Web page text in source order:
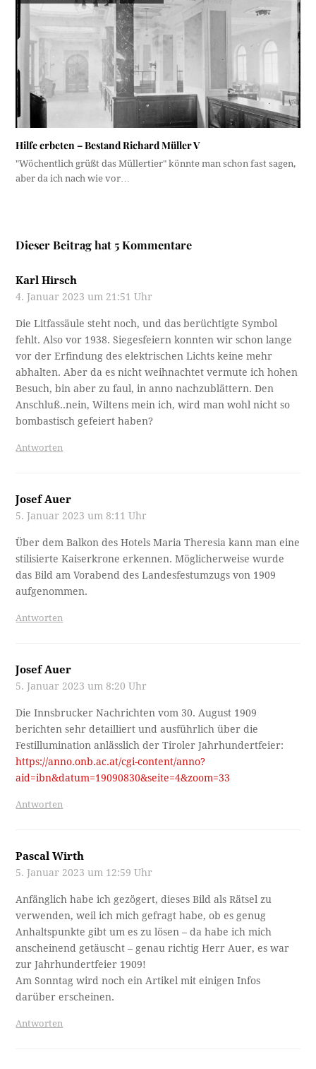
Hilfe erbeten – Bestand Richard Müller V
"Wöchentlich grüßt das Müllertier" könnte man schon fast sagen,
aber da ich nach wie vor…
Dieser Beitrag hat 5 Kommentare
Karl Hirsch
4. Januar 2023 um 21:51 Uhr
Die Litfassäule steht noch, und das berüchtigte Symbol
fehlt. Also vor 1938. Siegesfeiern konnten wir schon lange
vor der Erfindung des elektrischen Lichts keine mehr
abhalten. Aber da es nicht weihnachtet vermute ich hohen
Besuch, bin aber zu faul, in anno nachzublättern. Den
Anschluß..nein, Wiltens mein ich, wird man wohl nicht so
bombastisch gefeiert haben?
Antworten
Josef Auer
5. Januar 2023 um 8:11 Uhr
Über dem Balkon des Hotels Maria Theresia kann man eine
stilisierte Kaiserkrone erkennen. Möglicherweise wurde
das Bild am Vorabend des Landesfestumzugs von 1909
aufgenommen.
Antworten
Josef Auer
5. Januar 2023 um 8:20 Uhr
Die Innsbrucker Nachrichten vom 30. August 1909
berichten sehr detailliert und ausführlich über die
Festillumination anlässlich der Tiroler Jahrhundertfeier:
https://anno.onb.ac.at/cgi-content/anno?
aid=ibn&datum=19090830&seite=4&zoom=33
Antworten
Pascal Wirth
5. Januar 2023 um 12:59 Uhr
Anfänglich habe ich gezögert, dieses Bild als Rätsel zu
verwenden, weil ich mich gefragt habe, ob es genug
Anhaltspunkte gibt um es zu lösen – da habe ich mich
anscheinend getäuscht – genau richtig Herr Auer, es war
zur Jahrhundertfeier 1909!
Am Sonntag wird noch ein Artikel mit einigen Infos
darüber erscheinen.
Antworten